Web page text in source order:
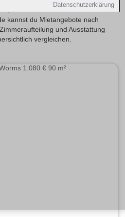
Datenschutzerklärung
die mehr Platz möchten. Auf
kannst du Mietangebote nach
und Ausstattung
vergleichen.